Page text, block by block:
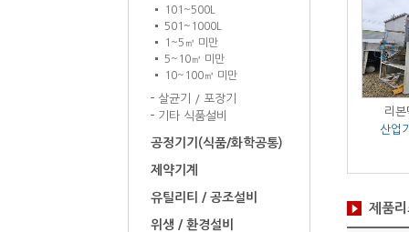
101~500L
501~1000L
1~5㎥ 미만
5~10㎥ 미만
10~100㎥ 미만
살균기 / 포장기
기타 식품설비
공정기기(식품/화학공통)
제약기계
유틸리티 / 공조설비
위생 / 환경설비
패들믹서 1톤
/ 1대
/ 1대
리
산업
제품